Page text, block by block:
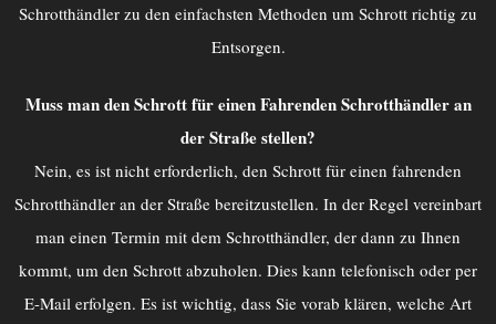
Schrotthändler zu den einfachsten Methoden um Schrott richtig zu
Entsorgen.
Muss man den Schrott für einen Fahrenden Schrotthändler an
der Straße stellen?
Nein, es ist nicht erforderlich, den Schrott für einen fahrenden
Schrotthändler an der Straße bereitzustellen. In der Regel vereinbart
man einen Termin mit dem Schrotthändler, der dann zu Ihnen
kommt, um den Schrott abzuholen. Dies kann telefonisch oder per
E-Mail erfolgen. Es ist wichtig, dass Sie vorab klären, welche Art